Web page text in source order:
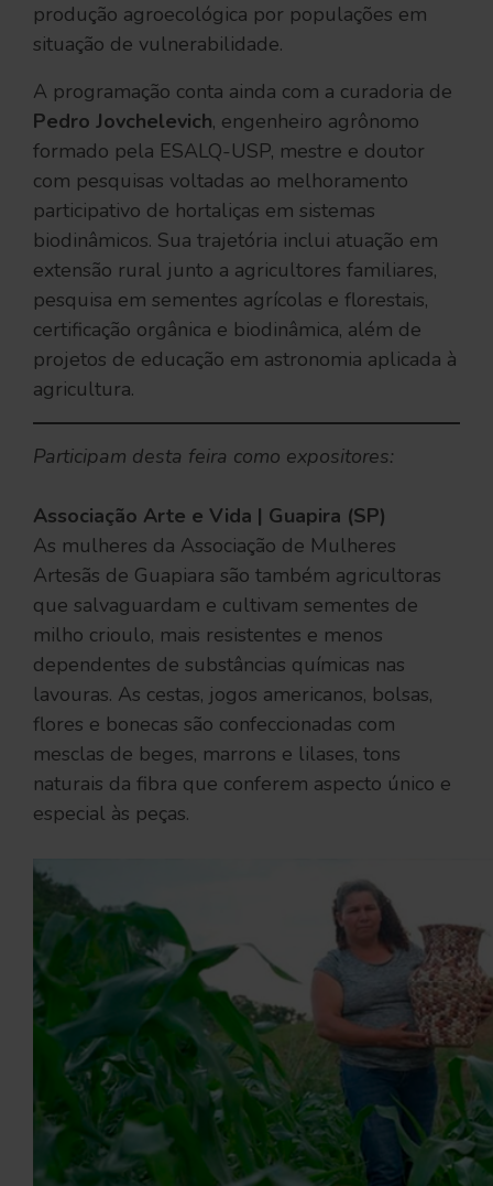
produção agroecológica por populações em
situação de vulnerabilidade.
A programação conta ainda com a curadoria de
Pedro Jovchelevich, engenheiro agrônomo
formado pela ESALQ-USP, mestre e doutor
com pesquisas voltadas ao melhoramento
participativo de hortaliças em sistemas
biodinâmicos. Sua trajetória inclui atuação em
extensão rural junto a agricultores familiares,
pesquisa em sementes agrícolas e florestais,
certificação orgânica e biodinâmica, além de
projetos de educação em astronomia aplicada à
agricultura.
Participam desta feira como expositores:
Associação Arte e Vida | Guapira (SP)
As mulheres da Associação de Mulheres
Artesãs de Guapiara são também agricultoras
que salvaguardam e cultivam sementes de
milho crioulo, mais resistentes e menos
dependentes de substâncias químicas nas
lavouras. As cestas, jogos americanos, bolsas,
flores e bonecas são confeccionadas com
mesclas de beges, marrons e lilases, tons
naturais da fibra que conferem aspecto único e
especial às peças.